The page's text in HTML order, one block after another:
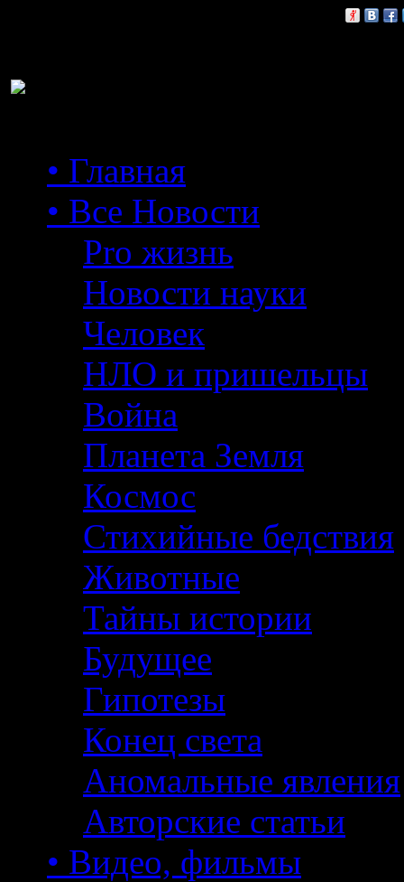
• Главная
• Все Новости
Pro жизнь
Новости науки
Человек
НЛО и пришельцы
Война
Планета Земля
Космос
Стихийные бедствия
Животные
Тайны истории
Будущее
Гипотезы
Конец света
Аномальные явления
Авторские статьи
• Видео, фильмы